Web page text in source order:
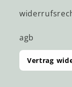
agb
Vertrag